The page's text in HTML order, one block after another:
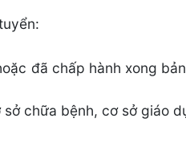
đã chấp hành xong
chữa bệnh, cơ sở giáo